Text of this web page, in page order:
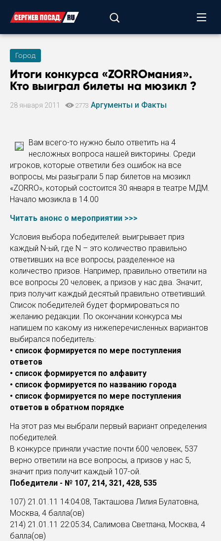
Город
Итоги конкурса «ZORROмания».
Кто выиграл билеты на мюзикл ?
28 января 2011 2773 Аргументы и Факты
Вам всего-то нужно было ответить на 4
несложных вопроса нашей викторины. Среди
игроков, которые ответили без ошибок на все
вопросы, мы разыграли 5 пар билетов на мюзикл
«ZORRO», который состоится 30 января в театре МДМ.
Начало мюзикла в 14.00
Читать анонс о мероприятии >>>
Условия выбора победителей: выигрывает приз
каждый N-ый, где N – это количество правильно
ответивших на все вопросы, разделенное на
количество призов. Например, правильно ответили на
все вопросы 20 человек, а призов у нас два. Значит,
приз получит каждый десятый правильно ответивший.
Список победителей будет формироваться по
желанию редакции. По окончании конкурса мы
напишем по какому из нижеперечисленных вариантов
выбирался победитель:
• список формируется по мере поступления
ответов
• список формируется по алфавиту
• список формируется по названию города
• список формируется по мере поступления
ответов в обратном порядке
На этот раз мы выбрали первый вариант определения
победителей.
В конкурсе приняли участие почти 600 человек, 537
верно ответили на все вопросы, а призов у нас 5,
значит приз получит каждый 107-ой.
Победители - № 107, 214, 321, 428, 535
107) 21.01.11 14:04:08, Такташова Лилия Булатовна,
Москва, 4 балла(ов)
214) 21.01.11 22:05:34, Салимова Светлана, Москва, 4
балла(ов)